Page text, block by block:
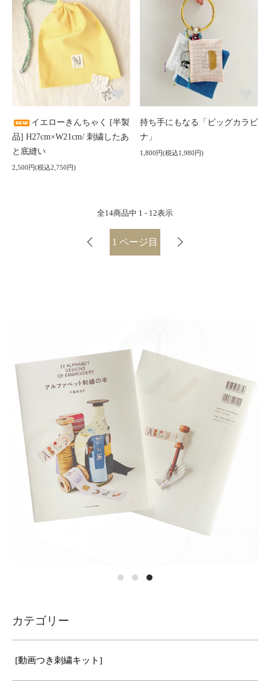
イエローきんちゃく [半製
品] H27cm×W21cm/ 刺繍したあ
と底縫い
2,500円(税込2,750円)
持ち手にもなる「ビッグカラビ
ナ」
1,800円(税込1,980円)
全14商品中 1 - 12表示
1 ページ目
カテゴリー
[動画つき刺繍キット]